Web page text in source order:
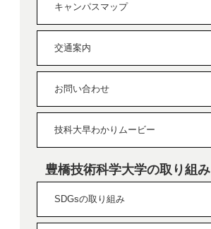
キャンパスマップ
交通案内
お問い合わせ
技科大早わかりムービー
豊橋技術科学大学の取り組み
SDGsの取り組み